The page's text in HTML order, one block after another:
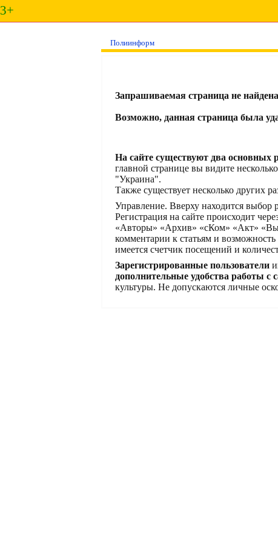
3+
Полиинформ
Запрашиваемая страница не
Возможно, данная страница была
На сайте существуют два основных
главной странице вы видите
"Украина".
Также существует несколько других
Управление. Вверху находится выбор
Регистрация на сайте происходит
«Авторы» «Архив» «сКом» «Акт»
комментарии к статьям и
имеется счетчик посещений и
Зарегистрированные пользователи
дополнительные удобства работы с
культуры. Не допускаются личные